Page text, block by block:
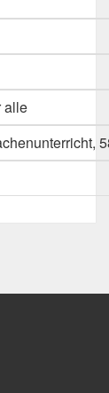
alle